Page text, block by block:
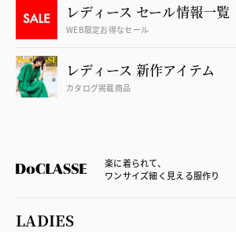
レディース セール情報一覧
WEB限定お得なセール
レディース 新作アイテム
カタログ掲載商品
楽に着られて、
ワンサイズ細く見える服作り
LADIES